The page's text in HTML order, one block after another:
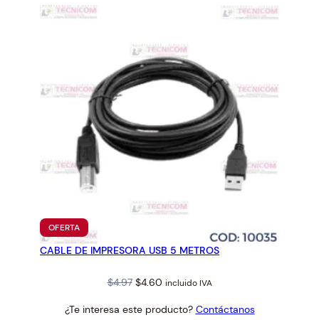
OFERTAPRODUCTO
EN
OFERTA
CABLE DE IMPRESORA USB 5 METROS
$4.97 Original
was:
$4.60Current
is:
incluido IVA
¿Te interesa este producto? Contáctanos